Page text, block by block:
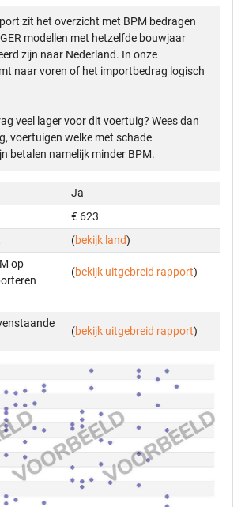
zit het overzicht met BPM bedragen
modellen met hetzelfde bouwjaar
zijn naar Nederland. In onze
naar voren of het importbedrag logisch
veel lager voor dit voertuig? Wees dan
voertuigen welke met schade
betalen namelijk minder BPM.
Ja
€ 623
(bekijk land)
op
(bekijk uitgebreid rapport)
(bekijk uitgebreid rapport)